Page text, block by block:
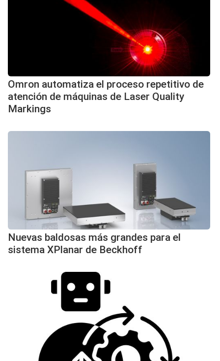
Omron automatiza el proceso repetitivo de
atención de máquinas de Laser Quality
Markings
Nuevas baldosas más grandes para el
sistema XPlanar de Beckhoff